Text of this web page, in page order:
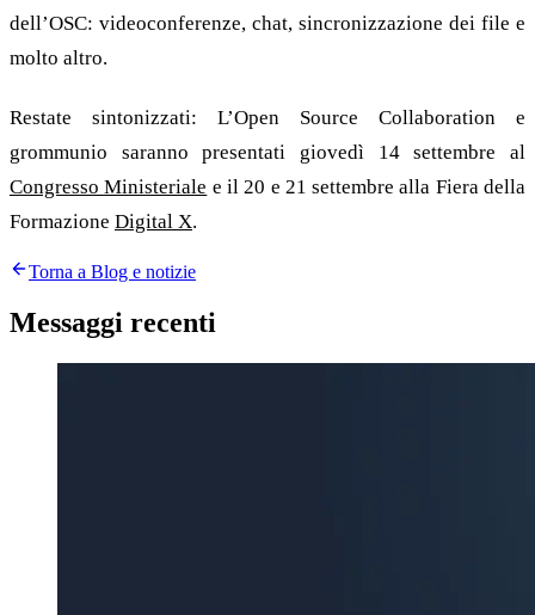
dell’OSC: videoconferenze, chat, sincronizzazione dei file e
molto altro.
Restate sintonizzati: L’Open Source Collaboration e
grommunio saranno presentati giovedì 14 settembre al
Congresso Ministeriale e il 20 e 21 settembre alla Fiera della
Formazione Digital X.
Torna a Blog e notizie
Messaggi recenti